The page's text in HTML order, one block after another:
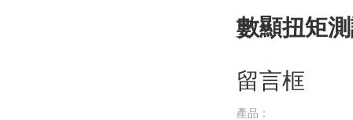
數顯扭矩
留言框
產品：